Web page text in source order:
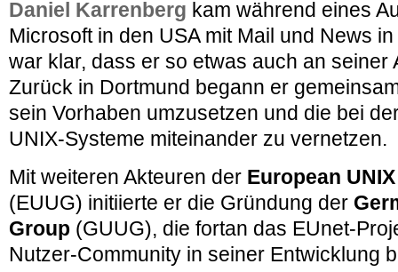
Daniel Karrenberg kam während eines
Microsoft in den USA mit Mail und News
war klar, dass er so etwas auch an seiner
Zurück in Dortmund begann er
sein Vorhaben umzusetzen und die bei
UNIX-Systeme miteinander zu vernetzen.
Mit weiteren Akteuren der European
(EUUG) initiierte er die Gründung der
Group (GUUG), die fortan das EUnet-
Nutzer-Community in seiner Entwicklung